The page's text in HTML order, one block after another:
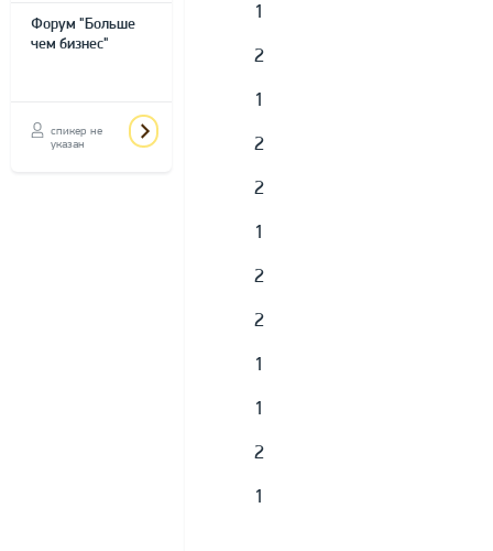
Форум "Больше
чем бизнес"
спикер не
указан
1
2
1
2
2
1
2
2
1
1
2
1